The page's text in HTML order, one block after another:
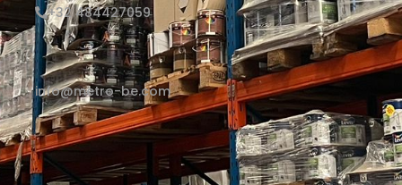
+32 484427059
info@metro-be.com